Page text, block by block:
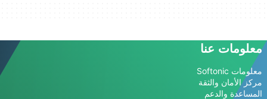
معلومات عنا
معلومات Softonic
مركز الأمان والثقة
المساعدة والدعم